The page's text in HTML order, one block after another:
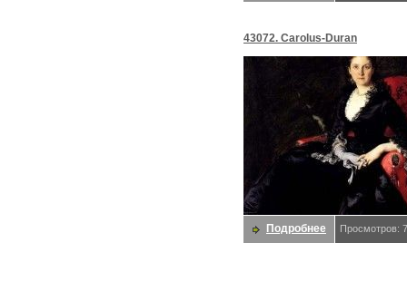
43072. Carolus-Duran
Подробнее Просмотров: